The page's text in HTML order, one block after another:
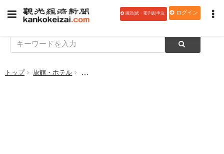
購読(紙・電子版)申込 ログイン
トップ 旅館・ホテル INAKA TOURISM、香川県高松市に市内初の一